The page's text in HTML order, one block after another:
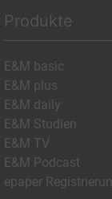
Produkte
E&M basic
E&M plus
E&M daily
E&M Studien
E&M TV
E&M Podcast
epaper